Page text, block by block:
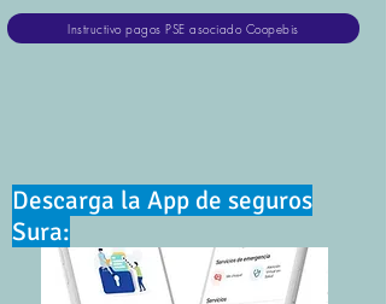
Instructivo pagos PSE asociado Coopebis
Descarga la App de seguros
Sura: